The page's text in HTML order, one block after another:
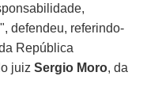
defendeu, referindo-
República
juizSergio Moro, da